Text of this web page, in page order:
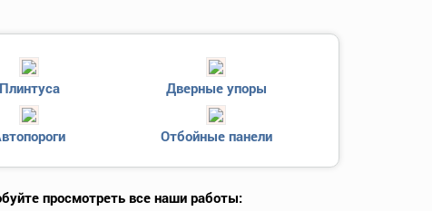
Плинтуса Дверные упоры
Отбойные панели
просмотреть все наши работы: